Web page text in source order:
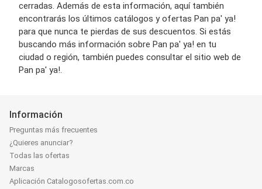
cerradas. Además de esta información, aquí también
encontrarás los últimos catálogos y ofertas Pan pa' ya!
para que nunca te pierdas de sus descuentos. Si estás
buscando más información sobre Pan pa' ya! en tu
ciudad o región, también puedes consultar el sitio web de
Pan pa' ya!.
Información
Preguntas más frecuentes
¿Quieres anunciar?
Todas las ofertas
Marcas
Aplicación Catalogosofertas.com.co